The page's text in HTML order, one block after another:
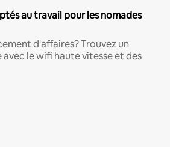
au travail pour les nomades
d'affaires? Trouvez un
le wifi haute vitesse et des